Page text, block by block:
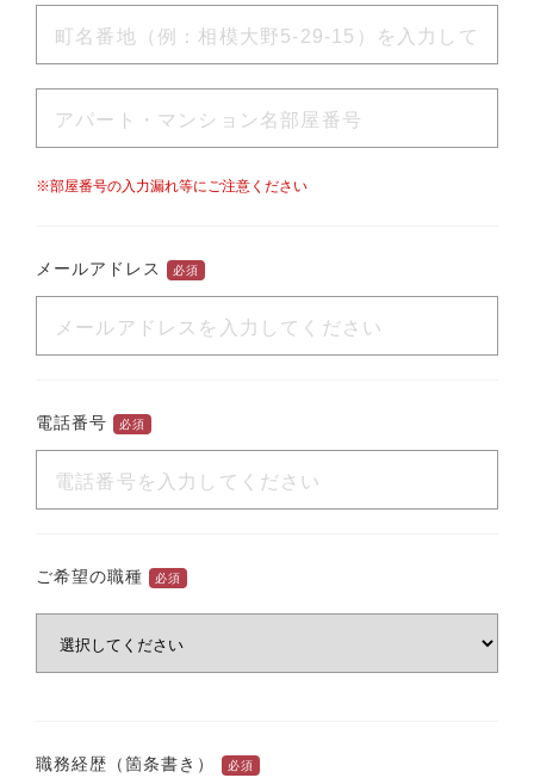
※部屋番号の入力漏れ等にご注意ください
メールアドレス 必須
電話番号 必須
ご希望の職種 必須
職務経歴（箇条書き） 必須